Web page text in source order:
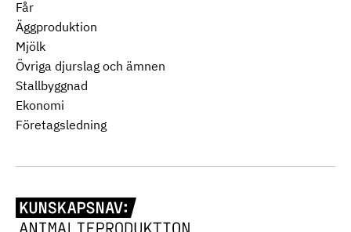
Får
Äggproduktion
Mjölk
Övriga djurslag och ämnen
Stallbyggnad
Ekonomi
Företagsledning